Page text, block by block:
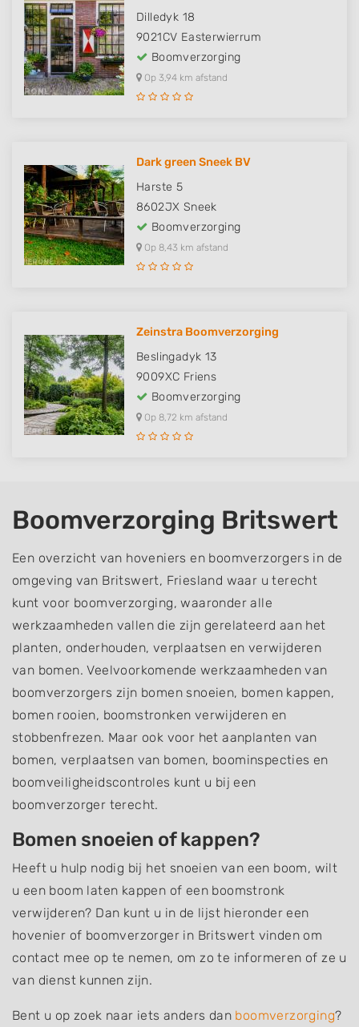
Dilledyk 18
9021CV Easterwierrum
Boomverzorging
Op 3,94 km afstand
Dark green Sneek BV
Harste 5
8602JX Sneek
Boomverzorging
Op 8,43 km afstand
Zeinstra Boomverzorging
Beslingadyk 13
9009XC Friens
Boomverzorging
Op 8,72 km afstand
Boomverzorging Britswert
Een overzicht van hoveniers en boomverzorgers in de
omgeving van Britswert, Friesland waar u terecht
kunt voor boomverzorging, waaronder alle
werkzaamheden vallen die zijn gerelateerd aan het
planten, onderhouden, verplaatsen en verwijderen
van bomen. Veelvoorkomende werkzaamheden van
boomverzorgers zijn bomen snoeien, bomen kappen,
bomen rooien, boomstronken verwijderen en
stobbenfrezen. Maar ook voor het aanplanten van
bomen, verplaatsen van bomen, boominspecties en
boomveiligheidscontroles kunt u bij een
boomverzorger terecht.
Bomen snoeien of kappen?
Heeft u hulp nodig bij het snoeien van een boom, wilt
u een boom laten kappen of een boomstronk
verwijderen? Dan kunt u in de lijst hieronder een
hovenier of boomverzorger in Britswert vinden om
contact mee op te nemen, om zo te informeren of ze u
van dienst kunnen zijn.
Bent u op zoek naar iets anders dan boomverzorging?